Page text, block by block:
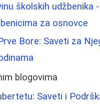
školskih udžbenika
za osnovce
Bore: Saveti za
blogovima
Saveti i